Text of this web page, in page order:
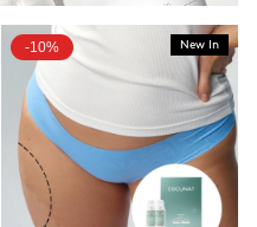
-10% New In